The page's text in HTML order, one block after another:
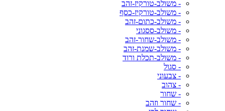
- משולב-טורקיז-זהב
- משולב-טורקיז-כסף
- משולב-כתום-זהב
- משולב-ססגוני
- משולב-שחור-זהב
- משולב-שמנת-זהב
- משולב-תכלת ורוד
- סגול
- צבעוני
- צהוב
- שחור
- שחור וזהב